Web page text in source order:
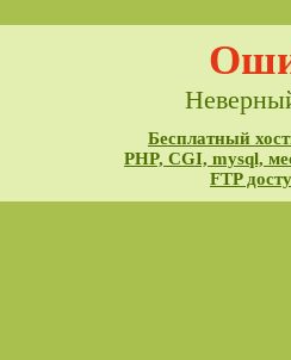
Бесплатный
PHP, CGI, mysql,
FTP